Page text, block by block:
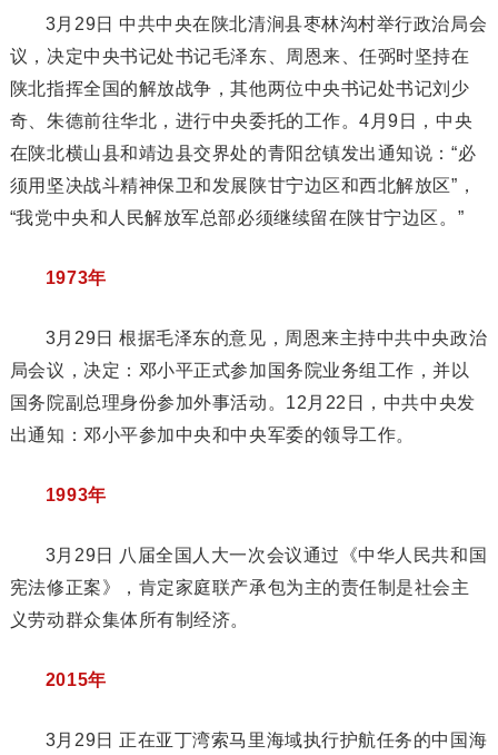
3月29日 中共中央在陕北清涧县枣林沟村举行政治局会
议，决定中央书记处书记毛泽东、周恩来、任弼时坚持在
陕北指挥全国的解放战争，其他两位中央书记处书记刘少
奇、朱德前往华北，进行中央委托的工作。4月9日，中央
在陕北横山县和靖边县交界处的青阳岔镇发出通知说：“必
须用坚决战斗精神保卫和发展陕甘宁边区和西北解放区”，
“我党中央和人民解放军总部必须继续留在陕甘宁边区。”
1973年
3月29日 根据毛泽东的意见，周恩来主持中共中央政治
局会议，决定：邓小平正式参加国务院业务组工作，并以
国务院副总理身份参加外事活动。12月22日，中共中央发
出通知：邓小平参加中央和中央军委的领导工作。
1993年
3月29日 八届全国人大一次会议通过《中华人民共和国
宪法修正案》，肯定家庭联产承包为主的责任制是社会主
义劳动群众集体所有制经济。
2015年
3月29日 正在亚丁湾索马里海域执行护航任务的中国海